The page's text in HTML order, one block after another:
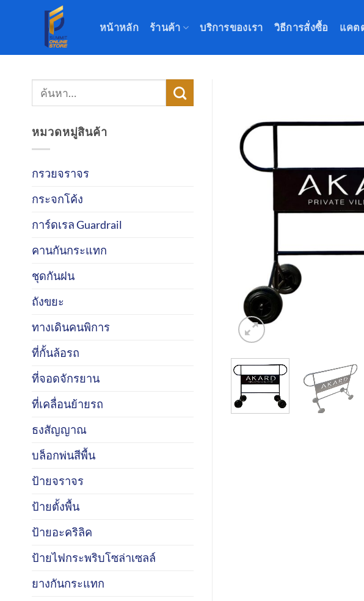
หน้าหลัก ร้านค้า บริการของเรา วิธีการสั่งซื้อ แคต
ค้นหา:
หมวดหมู่สินค้า
กรวยจราจร
กระจกโค้ง
การ์ดเรล Guardrail
คานกันกระแทก
ชุดกันฝน
ถังขยะ
ทางเดินคนพิการ
ที่กั้นล้อรถ
ที่จอดจักรยาน
ที่เคลื่อนย้ายรถ
ธงสัญญาณ
บล็อกพ่นสีพื้น
ป้ายจราจร
ป้ายตั้งพื้น
ป้ายอะคริลิค
ป้ายไฟกระพริบโซล่าเซลล์
ยางกันกระแทก